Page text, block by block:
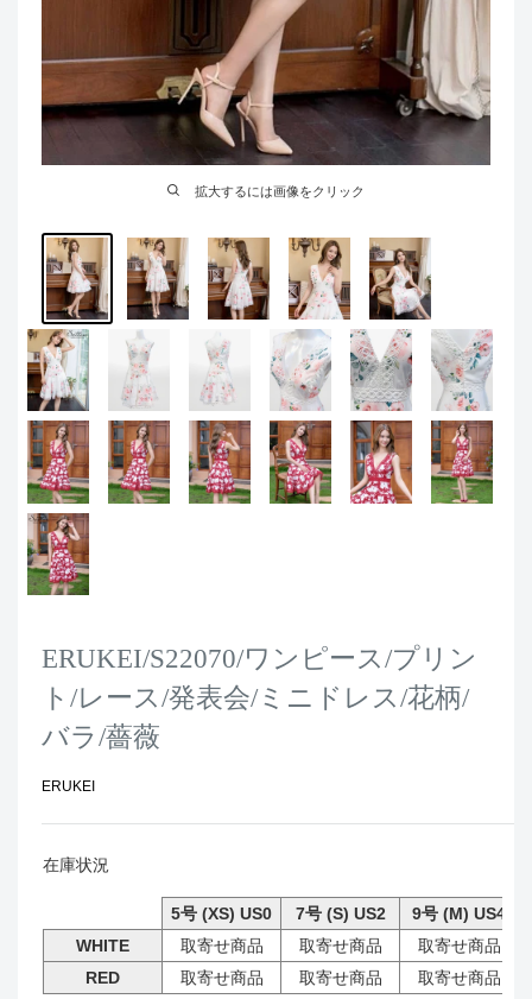
拡大するには画像をクリック
ERUKEI/S22070/ワンピース/プリン
ト/レース/発表会/ミニドレス/花柄/
バラ/薔薇
ERUKEI
在庫状況
5号 (XS) US0 7号 (S) US2 9号 (M) US4
WHITE
取寄せ商品 取寄せ商品
取寄せ商品
RED
取寄せ商品 取寄せ商品
取寄せ商品